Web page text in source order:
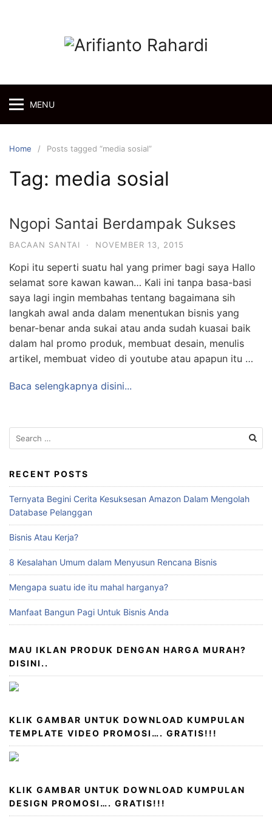
MENU
Home Posts tagged “media sosial”
Tag: media sosial
Ngopi Santai Berdampak Sukses
BACAAN SANTAI · NOVEMBER 13, 2015
Kopi itu seperti suatu hal yang primer bagi saya Hallo
selamat sore kawan kawan… Kali ini tanpa basa-basi
saya lagi ingin membahas tentang bagaimana sih
langkah awal anda dalam menentukan bisnis yang
benar-benar anda sukai atau anda sudah kuasai baik
dalam hal promo produk, membuat desain, menulis
artikel, membuat video di youtube atau apapun itu …
Baca selengkapnya disini...
Search
for:
RECENT POSTS
Ternyata Begini Cerita Kesuksesan Amazon Dalam Mengolah
Database Pelanggan
Bisnis Atau Kerja?
8 Kesalahan Umum dalam Menyusun Rencana Bisnis
Mengapa suatu ide itu mahal harganya?
Manfaat Bangun Pagi Untuk Bisnis Anda
MAU IKLAN PRODUK DENGAN HARGA MURAH?
DISINI..
KLIK GAMBAR UNTUK DOWNLOAD KUMPULAN
TEMPLATE VIDEO PROMOSI…. GRATIS!!!
KLIK GAMBAR UNTUK DOWNLOAD KUMPULAN
DESIGN PROMOSI…. GRATIS!!!